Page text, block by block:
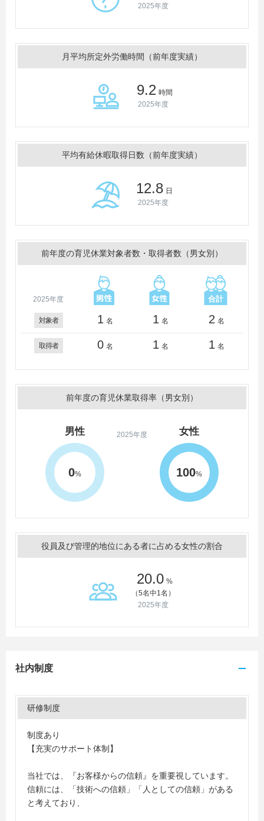
2025年度
月平均所定外労働時間（前年度実績）
9.2 時間
2025年度
平均有給休暇取得日数（前年度実績）
12.8 日
2025年度
前年度の育児休業対象者数・取得者数（男女別）
2025年度
対象者 1 名 1 名 2 名
取得者 0 名 1 名 1 名
前年度の育児休業取得率（男女別）
2025年度
男性
0%
女性
100%
役員及び管理的地位にある者に占める女性の割合
20.0 %
（5名中1名）
2025年度
社内制度
研修制度
制度あり
【充実のサポート体制】
当社では、『お客様からの信頼』を重要視しています。
信頼には、「技術への信頼」「人としての信頼」がある
と考えており、